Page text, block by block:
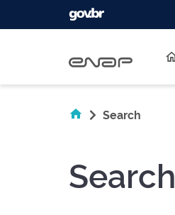
Search
Search